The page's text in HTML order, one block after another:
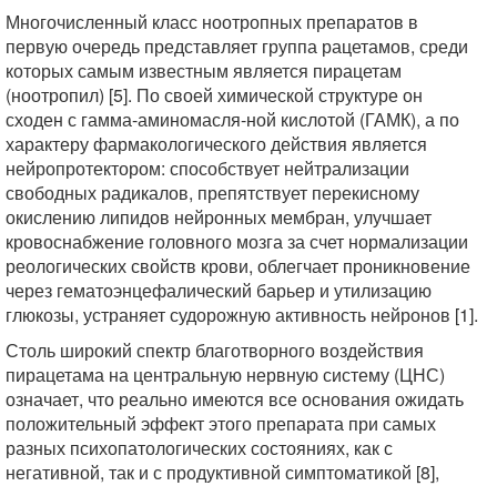
Многочисленный класс ноотропных препаратов в
первую очередь представляет группа рацетамов, среди
которых самым известным является пирацетам
(ноотропил) [5]. По своей химической структуре он
сходен с гамма-аминомасля-ной кислотой (ГАМК), а по
характеру фармакологического действия является
нейропротектором: способствует нейтрализации
свободных радикалов, препятствует перекисному
окислению липидов нейронных мембран, улучшает
кровоснабжение головного мозга за счет нормализации
реологических свойств крови, облегчает проникновение
через гематоэнцефалический барьер и утилизацию
глюкозы, устраняет судорожную активность нейронов [1].
Столь широкий спектр благотворного воздействия
пирацетама на центральную нервную систему (ЦНС)
означает, что реально имеются все основания ожидать
положительный эффект этого препарата при самых
разных психопатологических состояниях, как с
негативной, так и с продуктивной симптоматикой [8],